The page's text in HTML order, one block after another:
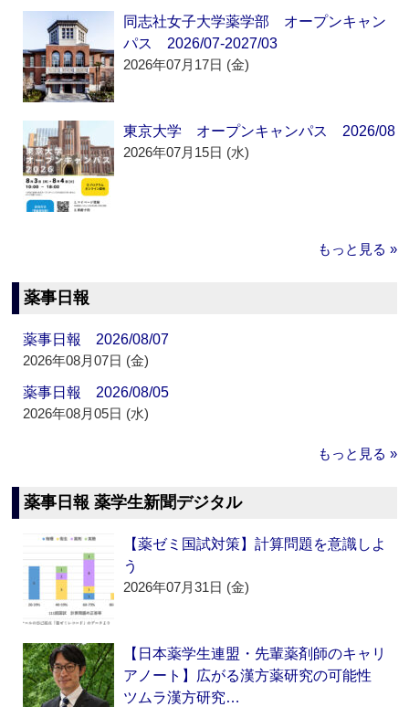
同志社女子大学薬学部 オープンキャン
パス 2026/07-2027/03
2026年07月17日 (金)
東京大学 オープンキャンパス 2026/08
2026年07月15日 (水)
もっと見る »
薬事日報
薬事日報 2026/08/07
2026年08月07日 (金)
薬事日報 2026/08/05
2026年08月05日 (水)
もっと見る »
薬事日報 薬学生新聞デジタル
【薬ゼミ国試対策】計算問題を意識しよ
う
2026年07月31日 (金)
【日本薬学生連盟・先輩薬剤師のキャリ
アノート】広がる漢方薬研究の可能性
ツムラ漢方研究…